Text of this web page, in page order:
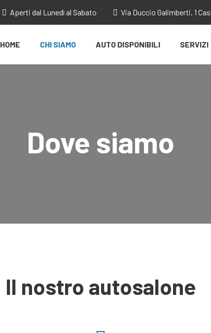
Aperti dal Lunedì al Sabato Via Duccio Galimberti, 1
HOME CHI SIAMO AUTO DISPONIBILI SERVIZI
Dove siamo
Il nostro autosalone